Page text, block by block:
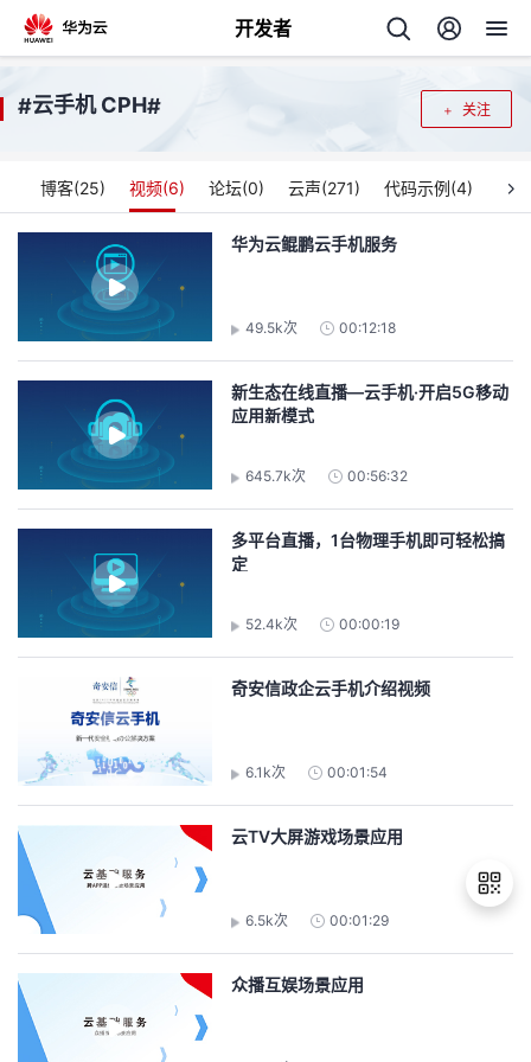
开发者
返
回
人
我
发
客
论
的
子
我
直
播
的
活
我
的
我
的
我
关注
#云手机 CPH#
博客(25) 视频(6) 论坛(0) 云声(271) 代码示例(4)
华为云鲲鹏云手机服务
49.5k次 00:12:18
新生态在线直播—云手机·开启5G移动
应用新模式
645.7k次 00:56:32
多平台直播，1台物理手机即可轻松搞
定
52.4k次 00:00:19
奇安信政企云手机介绍视频
6.1k次 00:01:54
云TV大屏游戏场景应用
6.5k次 00:01:29
众播互娱场景应用